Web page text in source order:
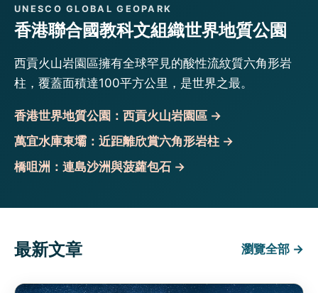
UNESCO GLOBAL GEOPARK
香港聯合國教科文組織世界地質公園
西貢火山岩園區擁有全球罕見的酸性流紋質六角形岩
柱，覆蓋面積達100平方公里，是世界之最。
香港世界地質公園：西貢火山岩園區 →
萬宜水庫東壩：近距離欣賞六角形岩柱 →
橋咀洲：連島沙洲與菠蘿包石 →
最新文章 瀏覽全部 →